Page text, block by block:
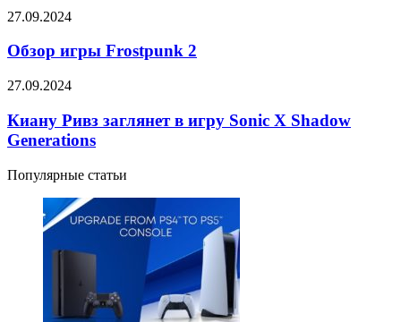
выхода
трейлере
ужастика
отсюда»
Обзор
Frostpunk
27.09.2024
Обзор игры Frostpunk 2
Киану
заглянет
в
игру
X
Shadow
Generations
27.09.2024
Киану Ривз заглянет в игру Sonic X Shadow
Generations
Популярные статьи